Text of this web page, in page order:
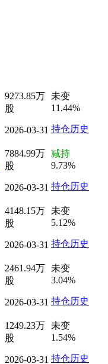
9273.85万
股
2026-03-31
未变
11.44%
持仓历史
7884.99万
股
2026-03-31
减持
9.73%
持仓历史
4148.15万
股
2026-03-31
未变
5.12%
持仓历史
2461.94万
股
2026-03-31
未变
3.04%
持仓历史
1249.23万
股
2026-03-31
未变
1.54%
持仓历史